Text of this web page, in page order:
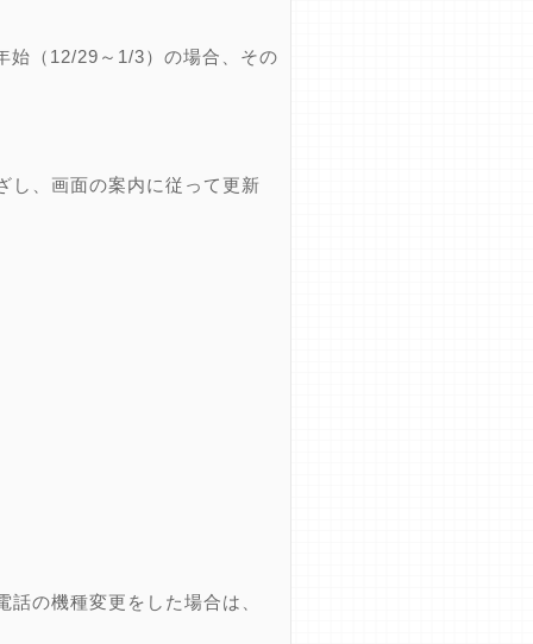
始（12/29～1/3）の場合、その
し、画面の案内に従って更新
の機種変更をした場合は、